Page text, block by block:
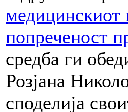
медицинскиот
попреченост
средба ги
Розјана
споделија